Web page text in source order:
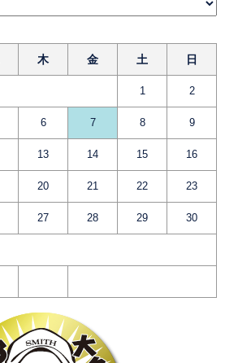
木 金 土 日
1 2
6 7 8 9
13 14 15 16
20 21 22 23
27 28 29 30